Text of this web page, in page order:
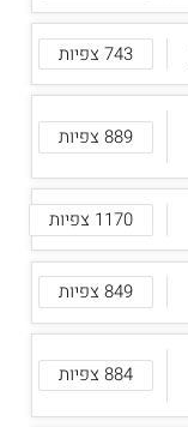
743 צפיות
889 צפיות
1170 צפיות
849 צפיות
884 צפיות